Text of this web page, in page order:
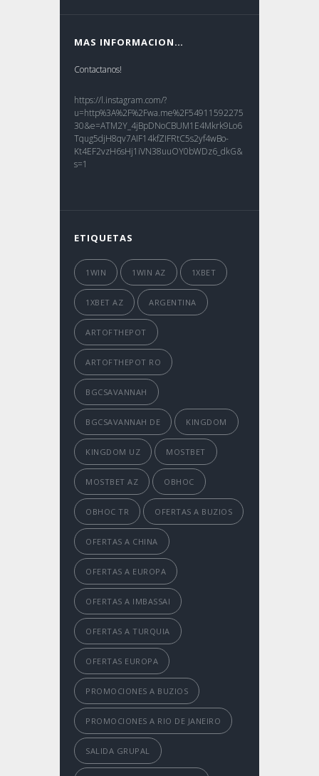
MAS INFORMACION…
Contactanos!
https://l.instagram.com/?
u=http%3A%2F%2Fwa.me%2F54911592275
30&e=ATM2Y_4jBpDNoCBUM1E4Mkrk9Lo6
Tqug5djH8qv7AIF14kfZIFRtC5s2yf4wBo-
Kt4EF2vzH6sHj1iVN38uuOY0bWDz6_dkG&
s=1
ETIQUETAS
1WIN 1WIN AZ 1XBET
1XBET AZ ARGENTINA
ARTOFTHEPOT
ARTOFTHEPOT RO
BGCSAVANNAH
BGCSAVANNAH DE KINGDOM
KINGDOM UZ MOSTBET
MOSTBET AZ OBHOC
OBHOC TR OFERTAS A BUZIOS
OFERTAS A CHINA
OFERTAS A EUROPA
OFERTAS A IMBASSAI
OFERTAS A TURQUIA
OFERTAS EUROPA
PROMOCIONES A BUZIOS
PROMOCIONES A RIO DE JANEIRO
SALIDA GRUPAL